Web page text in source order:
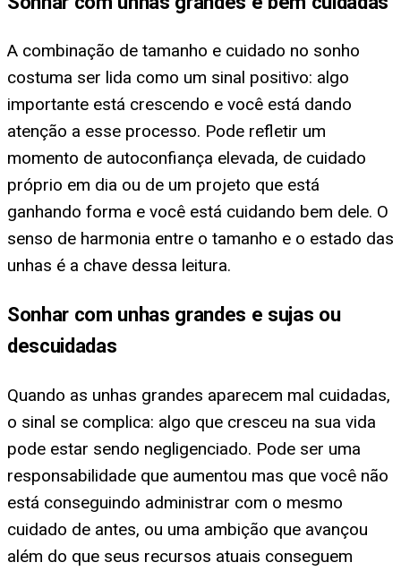
A combinação de tamanho e cuidado no sonho
costuma ser lida como um sinal positivo: algo
importante está crescendo e você está dando
atenção a esse processo. Pode refletir um
momento de autoconfiança elevada, de cuidado
próprio em dia ou de um projeto que está
ganhando forma e você está cuidando bem dele. O
senso de harmonia entre o tamanho e o estado das
unhas é a chave dessa leitura.
Sonhar com unhas grandes e sujas ou
descuidadas
Quando as unhas grandes aparecem mal cuidadas,
o sinal se complica: algo que cresceu na sua vida
pode estar sendo negligenciado. Pode ser uma
responsabilidade que aumentou mas que você não
está conseguindo administrar com o mesmo
cuidado de antes, ou uma ambição que avançou
além do que seus recursos atuais conseguem